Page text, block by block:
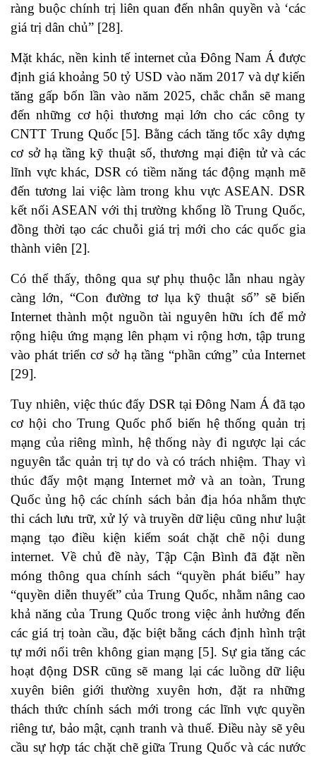
ràng buộc chính trị liên quan đến nhân quyền và ‘các
giá trị dân chủ” [28].
Mặt khác, nền kinh tế internet của Đông Nam Á được
định giá khoảng 50 tỷ USD vào năm 2017 và dự kiến
​​tăng gấp bốn lần vào năm 2025, chắc chắn sẽ mang
đến những cơ hội thương mại lớn cho các công ty
CNTT Trung Quốc [5]. Bằng cách tăng tốc xây dựng
cơ sở hạ tầng kỹ thuật số, thương mại điện tử và các
lĩnh vực khác, DSR có tiềm năng tác động mạnh mẽ
đến tương lai việc làm trong khu vực ASEAN. DSR
kết nối ASEAN với thị trường khổng lồ Trung Quốc,
đồng thời tạo các chuỗi giá trị mới cho các quốc gia
thành viên [2].
Có thể thấy, thông qua sự phụ thuộc lẫn nhau ngày
càng lớn, “Con đường tơ lụa kỹ thuật số” sẽ biến
Internet thành một nguồn tài nguyên hữu ích để mở
rộng hiệu ứng mạng lên phạm vi rộng hơn, tập trung
vào phát triển cơ sở hạ tầng “phần cứng” của Internet
[29].
Tuy nhiên, việc thúc đẩy DSR tại Đông Nam Á đã tạo
cơ hội cho Trung Quốc phổ biến hệ thống quản trị
mạng của riêng mình, hệ thống này đi ngược lại các
nguyên tắc quản trị tự do và có trách nhiệm. Thay vì
thúc đẩy một mạng Internet mở và an toàn, Trung
Quốc ủng hộ các chính sách bản địa hóa nhằm thực
thi cách lưu trữ, xử lý và truyền dữ liệu cũng như luật
mạng tạo điều kiện kiểm soát chặt chẽ nội dung
internet. Về chủ đề này, Tập Cận Bình đã đặt nền
móng thông qua chính sách “quyền phát biểu” hay
“quyền diễn thuyết” của Trung Quốc, nhằm nâng cao
khả năng của Trung Quốc trong việc ảnh hưởng đến
các giá trị toàn cầu, đặc biệt bằng cách định hình trật
tự mới nổi trên không gian mạng [5]. Sự gia tăng các
hoạt động DSR cũng sẽ mang lại các luồng dữ liệu
xuyên biên giới thường xuyên hơn, đặt ra những
thách thức chính sách mới trong các lĩnh vực quyền
riêng tư, bảo mật, cạnh tranh và thuế. Điều này sẽ yêu
cầu sự hợp tác chặt chẽ giữa Trung Quốc và các nước